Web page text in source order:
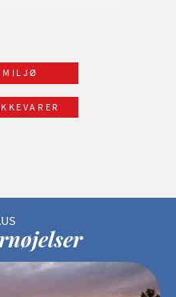
MILJØ